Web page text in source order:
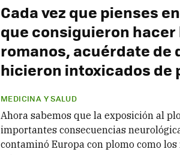
Cada vez que pienses
que consiguieron hacer
romanos, acuérdate de
hicieron intoxicados de
MEDICINA Y SALUD
Ahora sabemos que la exposición al
importantes consecuencias
contaminó Europa con plomo como los